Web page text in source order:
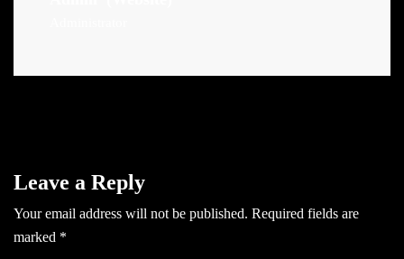
Leave a Reply
Your email address will not be published. Required fields are
marked *